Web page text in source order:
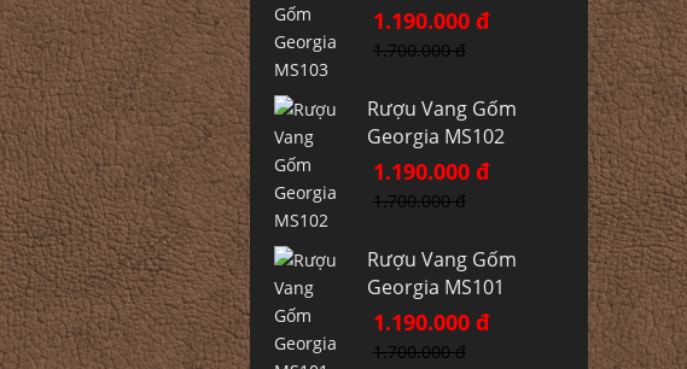
1.190.000 đ
1.700.000 đ
Rượu Vang Gốm
Georgia MS102
1.190.000 đ
1.700.000 đ
Rượu Vang Gốm
Georgia MS101
1.190.000 đ
1.700.000 đ